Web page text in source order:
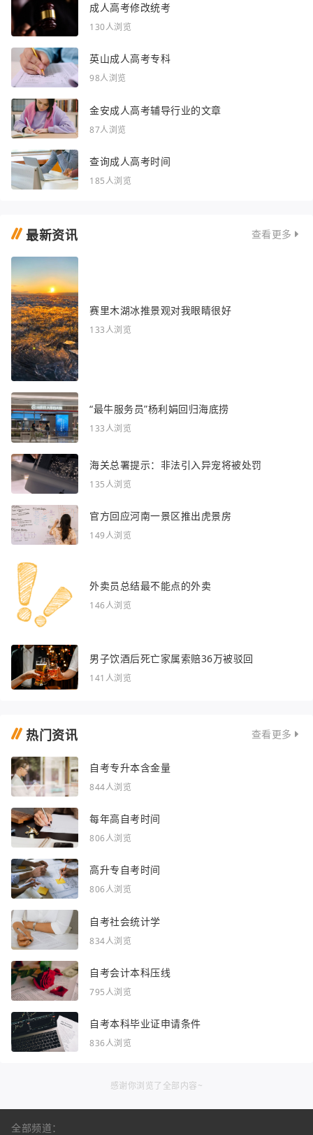
成人高考修改统考
130人浏览
英山成人高考专科
98人浏览
金安成人高考辅导行业的文章
87人浏览
查询成人高考时间
185人浏览
最新资讯 查看更多
赛里木湖冰推景观对我眼睛很好
133人浏览
“最牛服务员”杨利娟回归海底捞
133人浏览
海关总署提示：非法引入异宠将被处罚
135人浏览
官方回应河南一景区推出虎景房
149人浏览
外卖员总结最不能点的外卖
146人浏览
男子饮酒后死亡家属索赔36万被驳回
141人浏览
热门资讯 查看更多
自考专升本含金量
844人浏览
每年高自考时间
806人浏览
高升专自考时间
806人浏览
自考社会统计学
834人浏览
自考会计本科压线
795人浏览
自考本科毕业证申请条件
836人浏览
感谢你浏览了全部内容~
全部频道：